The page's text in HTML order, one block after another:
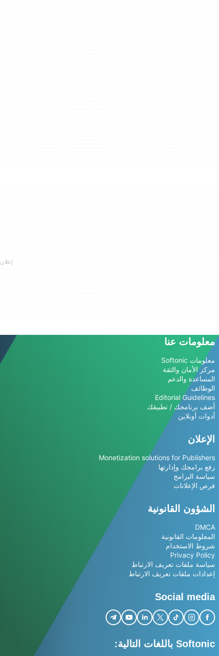
معلومات عنا
معلومات Softonic
مركز الأمان والثقة
المساعدة والدعم
الوظائف
Editorial Guidelines
أضف برنامجك / تطبيقك
أدوات أونلاين
الإعلان
Monetization solutions for Publishers
رفع برامجك وإدارتها
سياسة البرامج
فرص الإعلانات
الشؤون القانونية
DMCA
المعلومات القانونية
شروط الاستخدام
Privacy Policy
سياسة ملفات تعريف الارتباط
إعدادات ملفات تعريف الارتباط
Social media
Softonic باللغات التالية: